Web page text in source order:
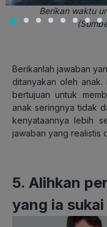
Berikan waktu
Berikanlah jawaban
ditanyakan oleh anak.
bertujuan untuk
anak seringnya tidak
kenyataannya lebih
jawaban yang realistis
5. Alihkan
yang ia sukai